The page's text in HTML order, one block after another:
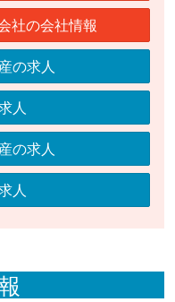
社の会社情報
の求人
人
の求人
人